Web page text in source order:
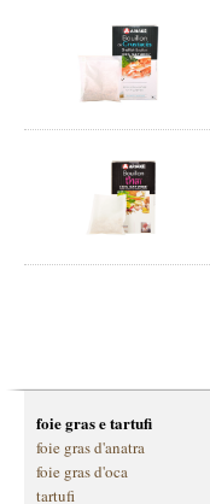
foie gras e tartufi
foie gras d'anatra
foie gras d'oca
tartufi